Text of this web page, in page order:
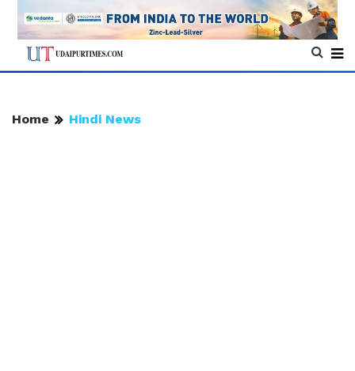
Home Hindi News